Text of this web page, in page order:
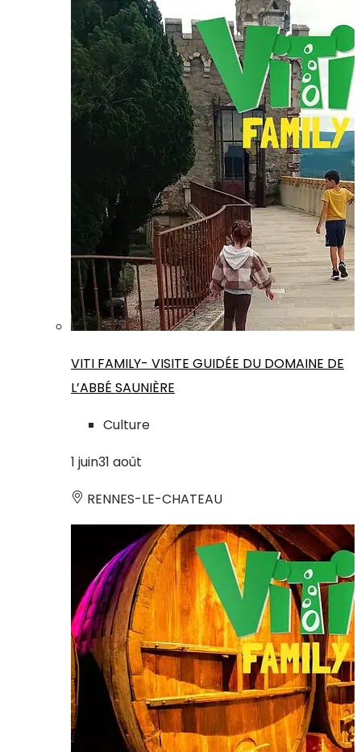
VITI FAMILY- VISITE GUIDÉE DU DOMAINE DE
L’ABBÉ SAUNIÈRE
Culture
1 juin31 août
RENNES-LE-CHATEAU